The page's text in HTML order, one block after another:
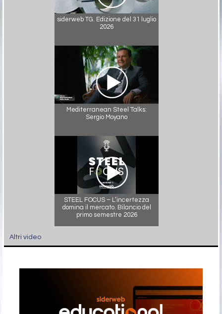
siderweb TG. Edizione del 31 luglio
2026
Mediterranean Steel Talks:
Sergio Moyano
STEEL FOCUS – L’incertezza
domina il mercato. Bilancio del
primo semestre 2026
Altri video